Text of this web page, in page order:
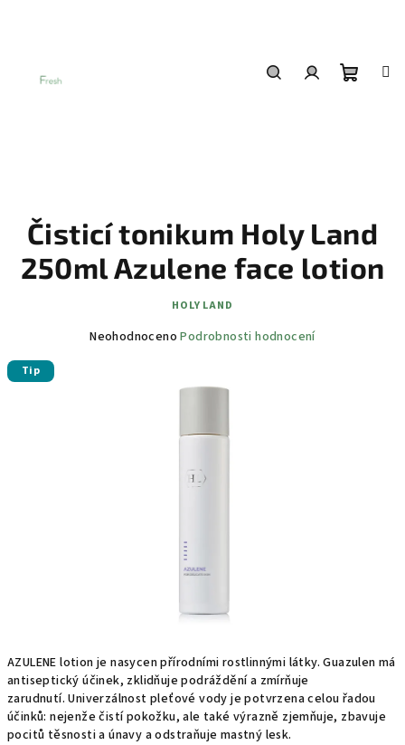
AZULENE lotion je nasycen přírodními rostlinnými látky. Guazulen má
antiseptický účinek, zklidňuje podráždění a zmírňuje
zarudnutí.Univerzálnost pleťové vody je potvrzena celou řadou
účinků: nejenže čistí pokožku, ale také výrazně zjemňuje, zbavuje
pocitů těsnosti a únavy a odstraňuje mastný lesk.
Čisticí tonikum Holy Land
250ml Azulene face lotion
HOLY LAND
Průměrné
Neohodnoceno Podrobnosti hodnocení
Tip